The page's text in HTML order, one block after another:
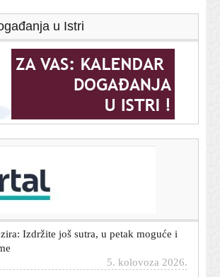
u Istri
za 6. kolovoza 2026. - što vam
donose
Izdržite još sutra, u petak moguće i
modernog doba: Nosite li pametni sat i u